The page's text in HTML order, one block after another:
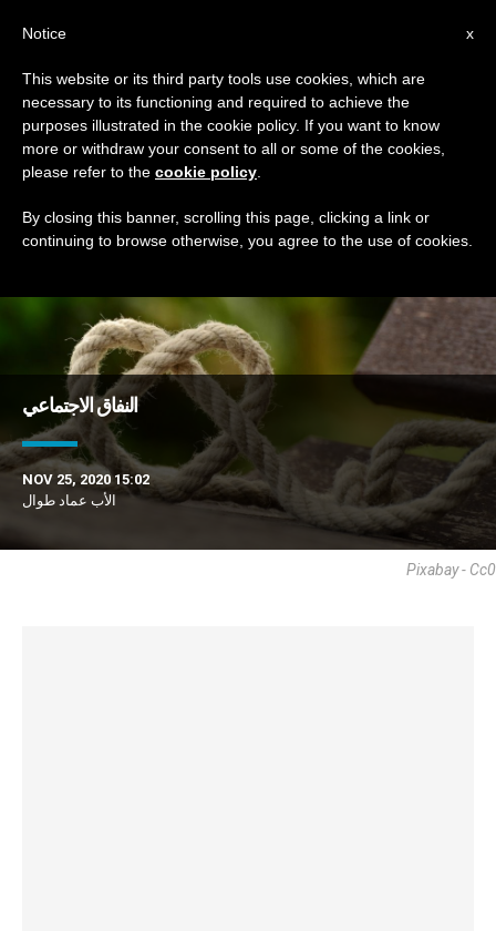
TAG
Posts Tagged ‘كذب’
DERNIÈRES NOUVELLES
النفاق الاجتماعي
NOV 25, 2020 15:02
الأب عماد طوال
Pixabay - Cc0
x
Notice
This website or its third party tools use cookies, which are
necessary to its functioning and required to achieve the
purposes illustrated in the cookie policy. If you want to know
more or withdraw your consent to all or some of the cookies,
please refer to the cookie policy
By closing this banner, scrolling this page, clicking a link or
continuing to browse otherwise, you agree to the use of cookies.